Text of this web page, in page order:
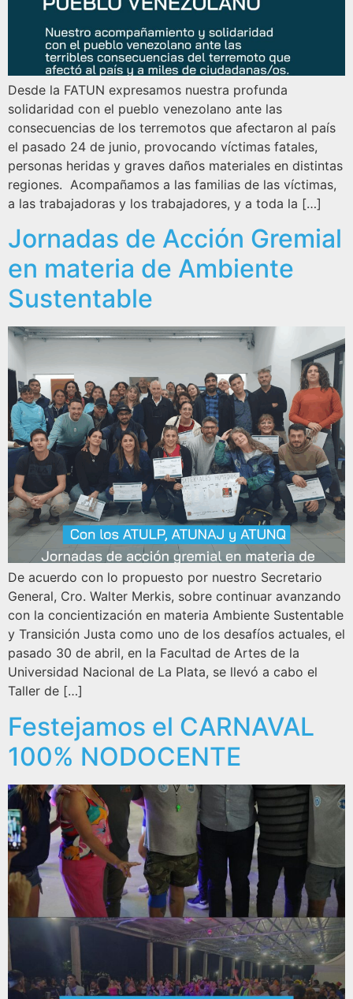
Desde la FATUN expresamos nuestra profunda
solidaridad con el pueblo venezolano ante las
consecuencias de los terremotos que afectaron al país
el pasado 24 de junio, provocando víctimas fatales,
personas heridas y graves daños materiales en distintas
regiones. Acompañamos a las familias de las víctimas,
a las trabajadoras y los trabajadores, y a toda la […]
Jornadas de Acción Gremial
en materia de Ambiente
Sustentable
De acuerdo con lo propuesto por nuestro Secretario
General, Cro. Walter Merkis, sobre continuar avanzando
con la concientización en materia Ambiente Sustentable
y Transición Justa como uno de los desafíos actuales, el
pasado 30 de abril, en la Facultad de Artes de la
Universidad Nacional de La Plata, se llevó a cabo el
Taller de […]
Festejamos el CARNAVAL
100% NODOCENTE